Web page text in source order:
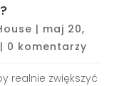
| maj 20,
| 0 komentarzy
realnie zwiększyć